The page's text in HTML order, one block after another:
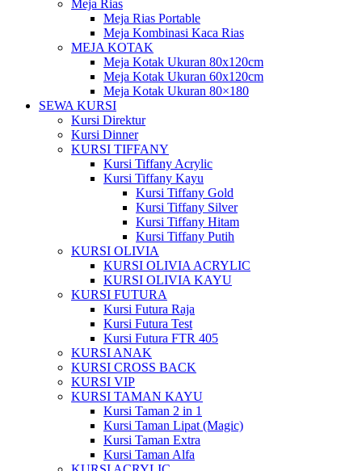
Meja Rias
Meja Rias Portable
Meja Kombinasi Kaca Rias
MEJA KOTAK
Meja Kotak Ukuran 80x120cm
Meja Kotak Ukuran 60x120cm
Meja Kotak Ukuran 80×180
SEWA KURSI
Kursi Direktur
Kursi Dinner
KURSI TIFFANY
Kursi Tiffany Acrylic
Kursi Tiffany Kayu
Kursi Tiffany Gold
Kursi Tiffany Silver
Kursi Tiffany Hitam
Kursi Tiffany Putih
KURSI OLIVIA
KURSI OLIVIA ACRYLIC
KURSI OLIVIA KAYU
KURSI FUTURA
Kursi Futura Raja
Kursi Futura Test
Kursi Futura FTR 405
KURSI ANAK
KURSI CROSS BACK
KURSI VIP
KURSI TAMAN KAYU
Kursi Taman 2 in 1
Kursi Taman Lipat (Magic)
Kursi Taman Extra
Kursi Taman Alfa